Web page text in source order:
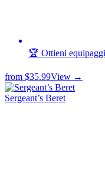
🏆 Ottieni
from $35.99View →
Sergeant’s Beret